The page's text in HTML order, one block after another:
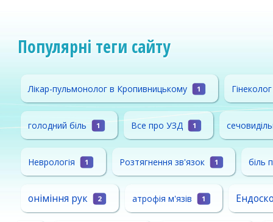
Популярні теги сайту
Лікар-пульмонолог в Кропивницькому 1
голодний біль 1 Все про УЗД 1
Неврологія 1 Розтягнення зв'язок 1 біль
оніміння рук 2 атрофія м'язів 1